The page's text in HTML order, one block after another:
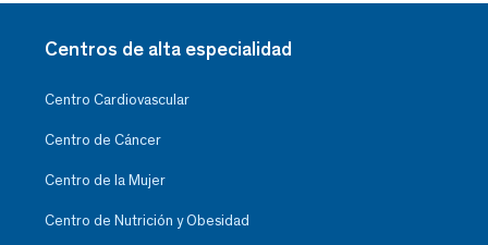
Centros de alta especialidad
Centro Cardiovascular
Centro de Cáncer
Centro de la Mujer
Centro de Nutrición y Obesidad